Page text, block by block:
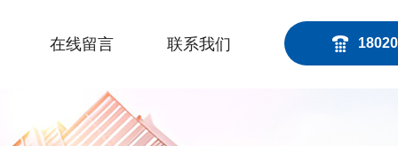
在线留言 联系我们